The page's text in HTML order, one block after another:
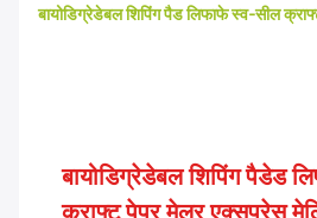
बायोडिग्रेडेबल शिपिंग पैड लिफाफे स्व-सील
बायोडिग्रेडेबल शिपिंग पैडेड